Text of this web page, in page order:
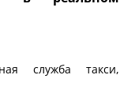
служба такси,